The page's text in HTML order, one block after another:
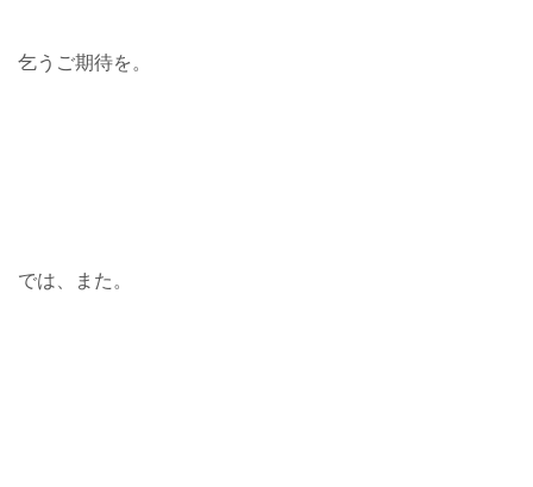
乞うご期待を。
では、また。